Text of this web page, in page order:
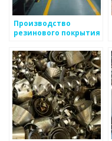
Производство
резинового покрытия
спортивных
площадок по низкой
цене в Москве